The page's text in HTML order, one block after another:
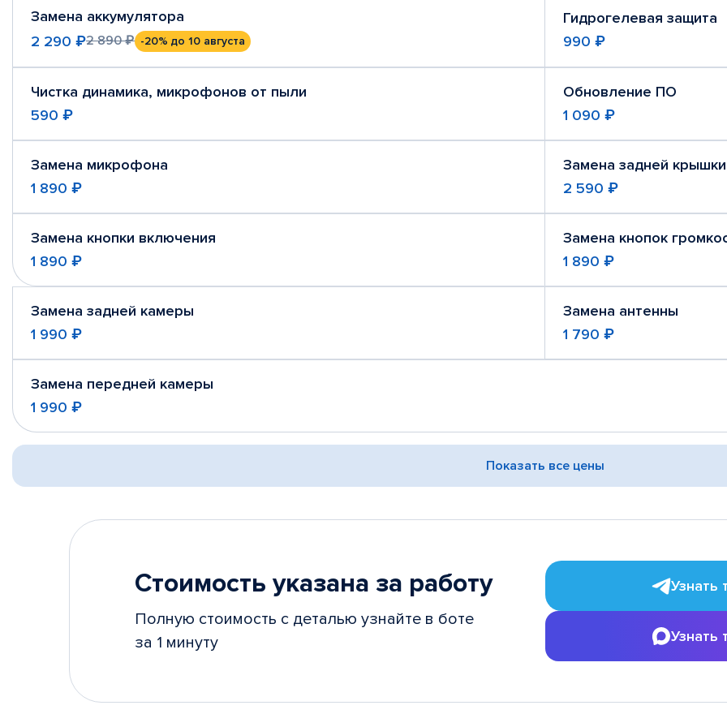
Замена аккумулятора
2 290 ₽2 890 ₽ -20% до 10 августа
Гидрогелевая защита
990 ₽
Чистка динамика, микрофонов от пыли
590 ₽
Обновление ПО
1 090 ₽
Замена микрофона
1 890 ₽
Замена задней крышки
2 590 ₽
Замена кнопки включения
1 890 ₽
Замена кнопок
1 890 ₽
Замена задней камеры
1 990 ₽
Замена антенны
1 790 ₽
Замена передней камеры
1 990 ₽
Показать все цены
Стоимость указана за работу
Полную стоимость с деталью узнайте в боте
за 1 минуту
Узнать
Узнать